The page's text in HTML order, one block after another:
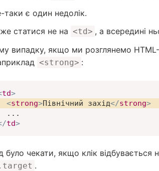
таки є один недолік.
статися не на <td> , а всередині
випадку, якщо ми розглянемо
<strong> :
td>
<strong>Північний захід</strong>
td>
було чекати, якщо клік відбувається
.